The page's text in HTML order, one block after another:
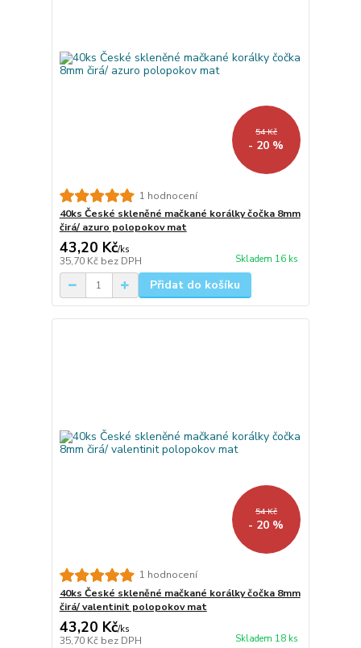
54 Kč
- 20 %
1 hodnocení
40ks České skleněné mačkané korálky čočka 8mm
čirá/ azuro polopokov mat
43,20 Kč/ks
35,70 Kč bez DPH Skladem 16 ks
Přidat do košíku
54 Kč
- 20 %
1 hodnocení
40ks České skleněné mačkané korálky čočka 8mm
čirá/ valentinit polopokov mat
43,20 Kč/ks
35,70 Kč bez DPH Skladem 18 ks